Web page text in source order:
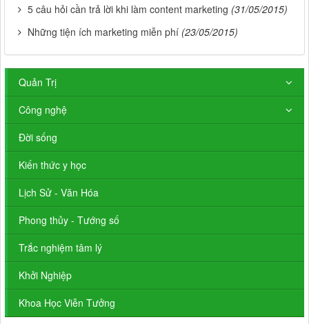
5 câu hỏi cần trả lời khi làm content marketing (31/05/2015)
Những tiện ích marketing miễn phí (23/05/2015)
Quản Trị
Công nghệ
Đời sống
Kiến thức y học
Lịch Sử - Văn Hóa
Phong thủy - Tướng số
Trắc nghiệm tâm lý
Khởi Nghiệp
Khoa Học Viễn Tưởng